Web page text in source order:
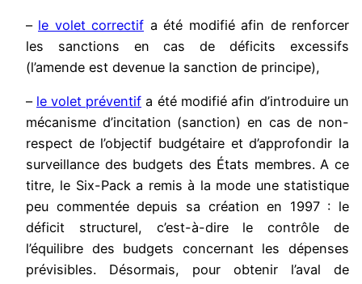
– le volet correctif a été modifié afin de renforcer
les sanctions en cas de déficits excessifs
(l’amende est devenue la sanction de principe),
– le volet préventif a été modifié afin d’introduire un
mécanisme d’incitation (sanction) en cas de non-
respect de l’objectif budgétaire et d’approfondir la
surveillance des budgets des États membres. A ce
titre, le Six-Pack a remis à la mode une statistique
peu commentée depuis sa création en 1997 : le
déficit structurel, c’est-à-dire le contrôle de
l’équilibre des budgets concernant les dépenses
prévisibles. Désormais, pour obtenir l’aval de